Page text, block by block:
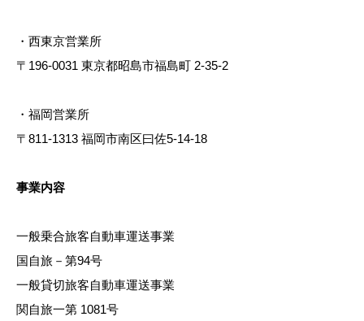
・西東京営業所
〒196-0031 東京都昭島市福島町 2-35-2
・福岡営業所
〒811-1313 福岡市南区曰佐5-14-18
事業内容
一般乗合旅客自動車運送事業
国自旅－第94号
一般貸切旅客自動車運送事業
関自旅一第 1081号